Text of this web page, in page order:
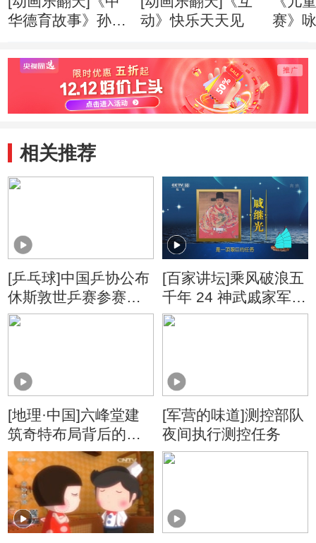
华德育故事》孙晷
动》快乐天天见
赛》
相关推荐
[乒乓球]中国乒协公布
休斯敦世乒赛参赛名
单
[百家讲坛]乘风破浪五
千年 24 神武戚家军
戚继光如何部署夺岛
[地理·中国]六峰堂建
筑奇特布局背后的意
义
[军营的味道]测控部队
夜间执行测控任务